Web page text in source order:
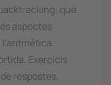
què
aspectes
l'aritmètica
Exercicis
respostes,